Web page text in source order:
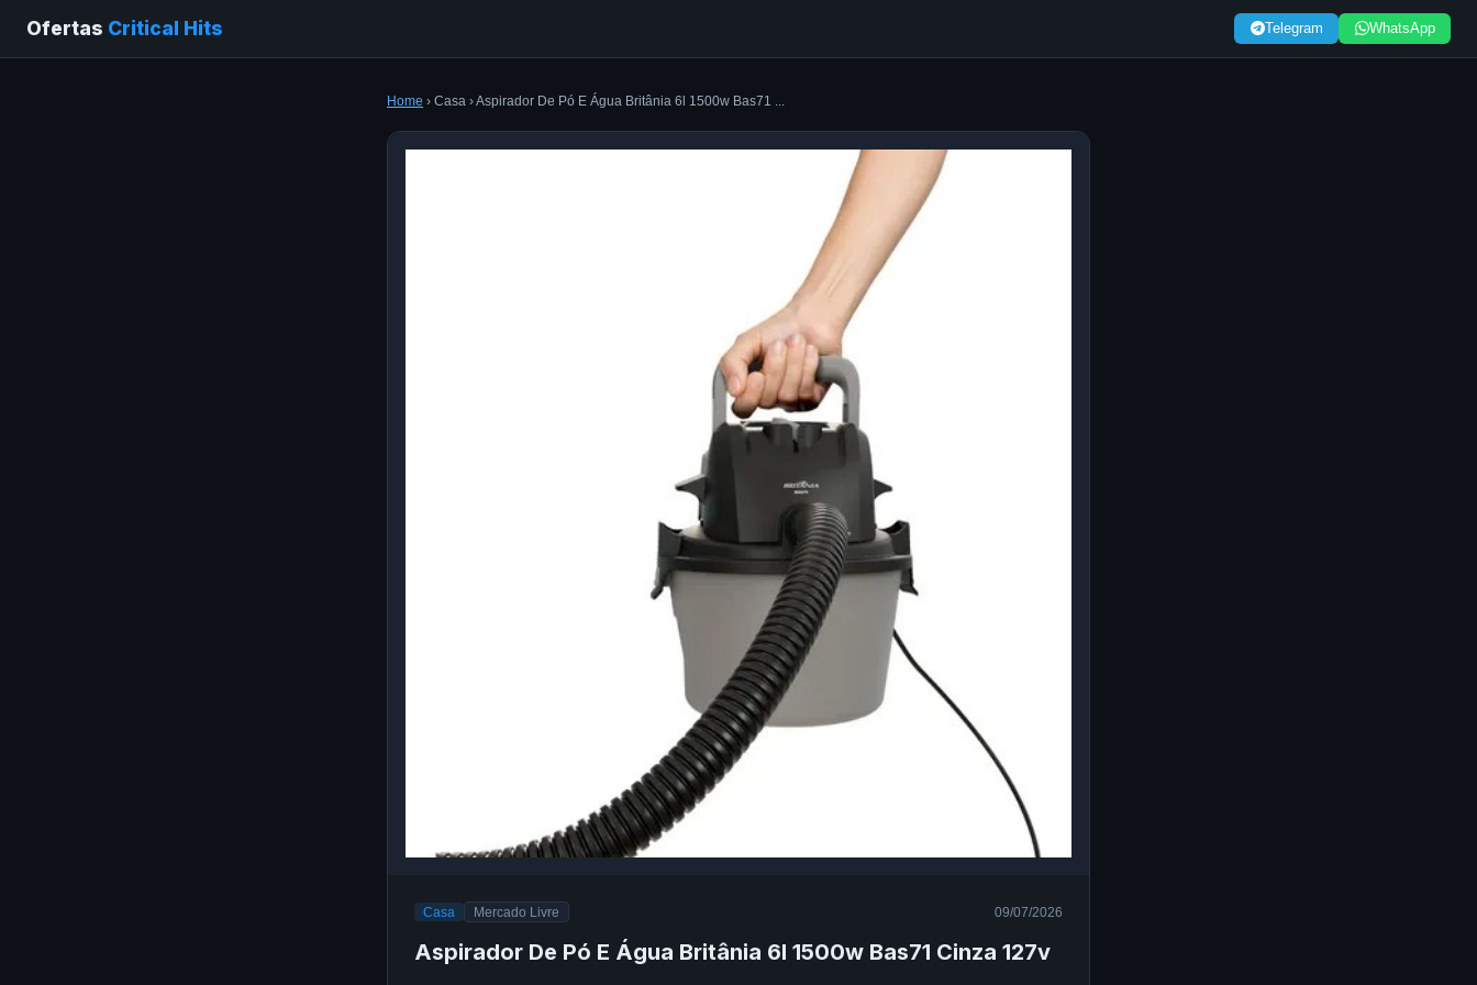
Ofertas Critical Hits Telegram WhatsApp
Home › Casa › Aspirador De Pó E Água Britânia 6l 1500w Bas71 ...
Casa Mercado Livre 09/07/2026
Aspirador De Pó E Água Britânia 6l 1500w Bas71 Cinza 127v